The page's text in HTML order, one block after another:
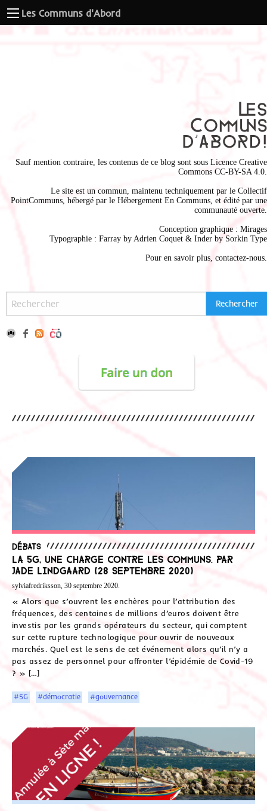
Les Communs d'Abord
Sauf mention contraire, les contenus de ce blog sont sous Licence Creative
Commons CC-BY-SA 4.0
Le site est un commun, maintenu techniquement par le Collectif
PointCommuns , hébergé par le Hébergement En Communs , et édité par une
communauté ouverte.
Conception graphique : Mirages
Typographie : Farray by Adrien Coquet & Inder by Sorkin Type
Pour en savoir plus, contactez-nous
Débats
La 5G, une charge contre les communs. Par
Jade Lindgaard (28 septembre 2020)
sylviafredriksson, 30 septembre 2020.
« Alors que s’ouvrent les enchères pour l’attribution des
fréquences, des centaines de millions d’euros doivent être
investis par les grands opérateurs du secteur, qui comptent
sur cette rupture technologique pour ouvrir de nouveaux
marchés. Quel est le sens de cet événement alors qu’il n’y a
pas assez de personnel pour affronter l’épidémie de Covid-19
? » […]
#5G #démocratie #gouvernance